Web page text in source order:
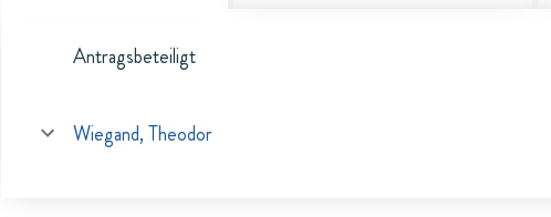
Antragsbeteiligt
Wiegand, Theodor